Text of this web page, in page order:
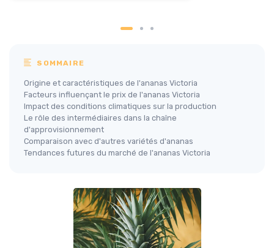
SOMMAIRE
Origine et caractéristiques de l'ananas Victoria
Facteurs influençant le prix de l'ananas Victoria
Impact des conditions climatiques sur la production
Le rôle des intermédiaires dans la chaîne
d'approvisionnement
Comparaison avec d'autres variétés d'ananas
Tendances futures du marché de l'ananas Victoria